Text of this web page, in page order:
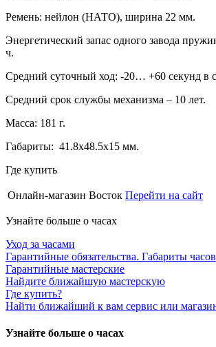
Ремень: нейлон (НАТО), ширина 22 мм.
Энергетический запас одного завода
ч.
Средний суточный ход: -20… +60 секунд в
Средний срок службы механизма – 10 лет.
Масса: 181 г.
Габариты: 41.8х48.5х15 мм.
Где купить
Онлайн-магазин Восток Перейти на сайт
Узнайте больше о часах
Уход за часами
Гарантийные обязательства. Габариты часов
Гарантийные мастерские
Найдите ближайшую мастерскую
Где купить?
Найти ближайший к вам сервис или
Узнайте больше о часах